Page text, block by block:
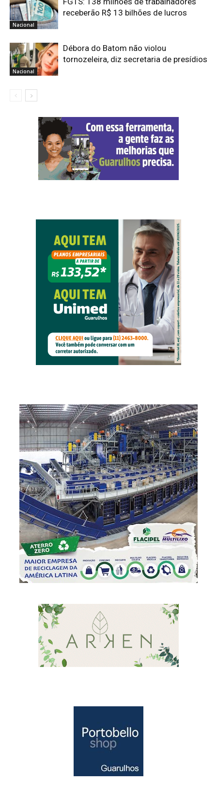
Nacional
receberão R$ 13 bilhões de lucros
Nacional
Débora do Batom não violou
tornozeleira, diz secretaria de presídios